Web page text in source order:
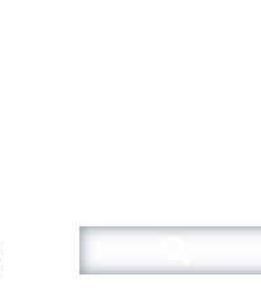
Search